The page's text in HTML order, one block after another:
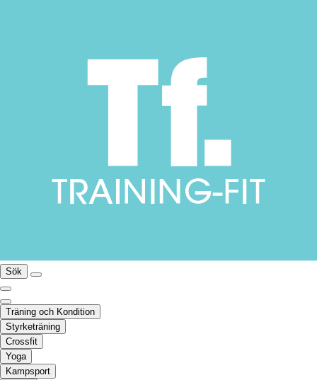
Sök
Träning och Kondition
Styrketräning
Crossfit
Yoga
Kampsport